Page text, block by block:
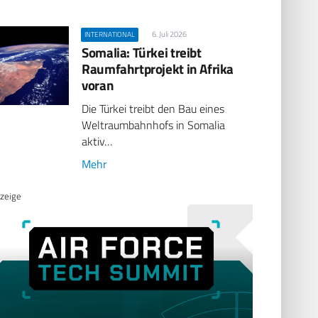
INTERNATIONAL 6. Juli 2026
Somalia: Türkei treibt
Raumfahrtprojekt in Afrika
voran
Die Türkei treibt den Bau eines
Weltraumbahnhofs in Somalia
aktiv…
Mehr